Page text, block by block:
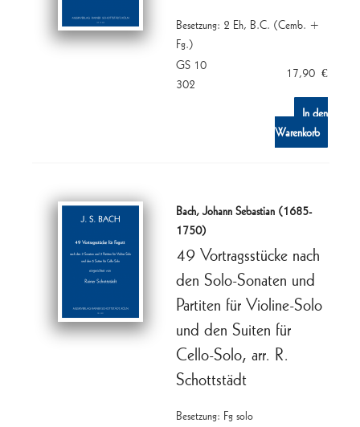
Besetzung: 2 Eh, B.C. (Cemb. +
Fg.)
GS 10
302
17,90 €
In den
Warenkorb
Bach, Johann Sebastian (1685-
1750)
49 Vortragsstücke nach
den Solo-Sonaten und
Partiten für Violine-Solo
und den Suiten für
Cello-Solo, arr. R.
Schottstädt
Besetzung: Fg solo